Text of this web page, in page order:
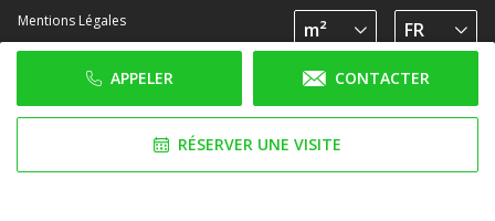
APPELER CONTACTER
RÉSERVER UNE VISITE
Mentions Légales
Traitement des données personelles
Politique de cookies
SUIVEZ-NOUS SUR